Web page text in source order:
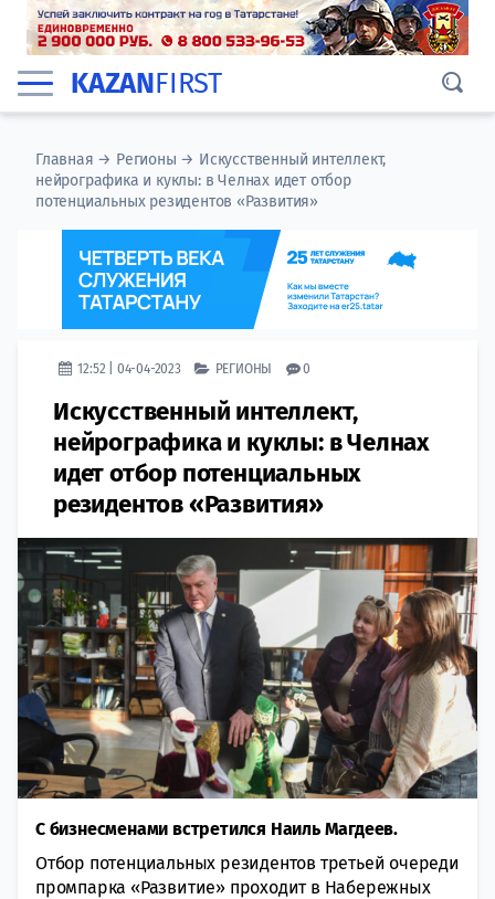
KAZANFIRST
Главная → Регионы → Искусственный интеллект,
нейрографика и куклы: в Челнах идет отбор
потенциальных резидентов «Развития»
12:52 | 04-04-2023 РЕГИОНЫ 0
Искусственный интеллект,
нейрографика и куклы: в Челнах
идет отбор потенциальных
резидентов «Развития»
С бизнесменами встретился Наиль Магдеев.
Отбор потенциальных резидентов третьей очереди
промпарка «Развитие» проходит в Набережных